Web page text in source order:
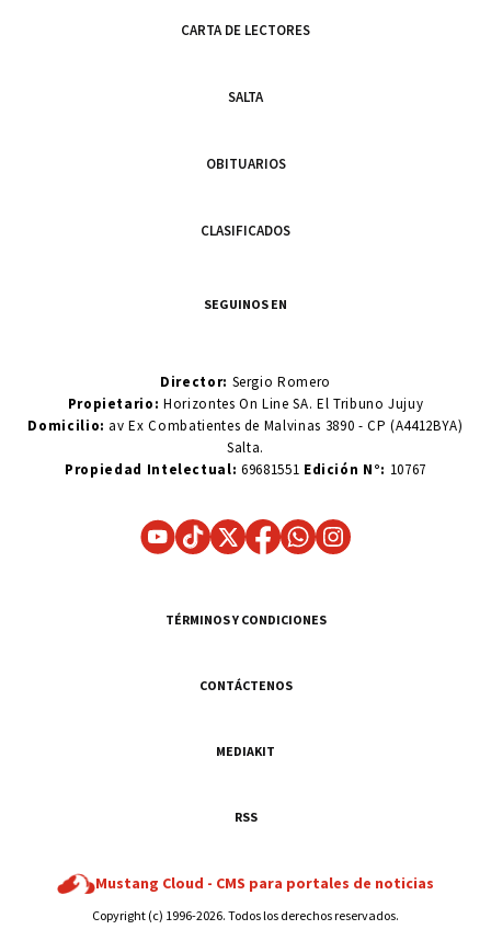
CARTA DE LECTORES
SALTA
OBITUARIOS
CLASIFICADOS
SEGUINOS EN
Director: Sergio Romero
Propietario:Horizontes On Line SA. El Tribuno Jujuy
Domicilio: av Ex Combatientes de Malvinas 3890 - CP (A4412BYA)
Salta.
Propiedad Intelectual: 69681551 Edición N°: 10767
TÉRMINOS Y CONDICIONES
CONTÁCTENOS
MEDIAKIT
RSS
Mustang Cloud - CMS para portales de noticias
Copyright (c) 1996-2026. Todos los derechos reservados.